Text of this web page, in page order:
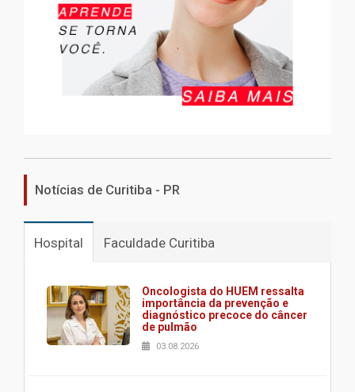
Notícias de Curitiba - PR
Hospital Faculdade Curitiba
Oncologista do HUEM ressalta
importância da prevenção e
diagnóstico precoce do câncer
de pulmão
03.08.2026